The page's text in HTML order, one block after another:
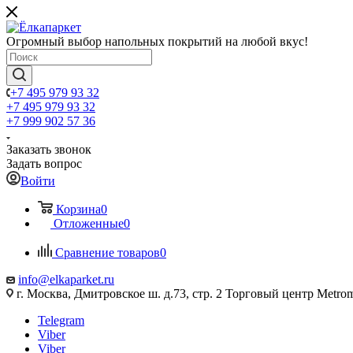
Огромный выбор напольных покрытий на любой вкус!
+7 495 979 93 32
+7 495 979 93 32
+7 999 902 57 36
Заказать звонок
Задать вопрос
Войти
Корзина0
Отложенные0
Сравнение товаров0
info@elkaparket.ru
г. Москва, Дмитровское ш. д.73, стр. 2 Торговый центр
Telegram
Viber
Viber